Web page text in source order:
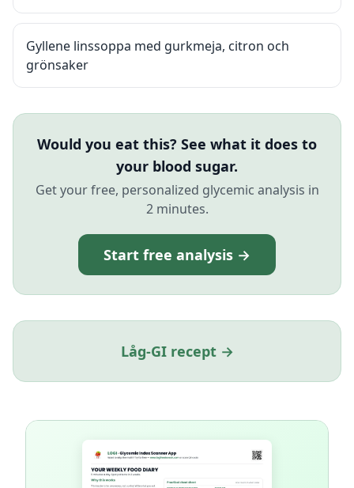
Gyllene linssoppa med gurkmeja, citron och
grönsaker
Would you eat this? See what it does to
your blood sugar.
Get your free, personalized glycemic analysis in
2 minutes.
Start free analysis →
Låg-GI recept →